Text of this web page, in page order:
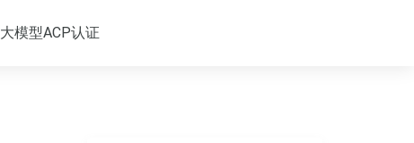
大模型ACP认证